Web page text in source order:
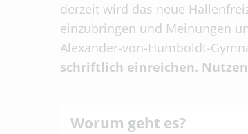
derzeit wird das neue
einzubringen und Meinungen
Alexander-von-Humboldt-
schriftlich einreichen.
Worum geht es?